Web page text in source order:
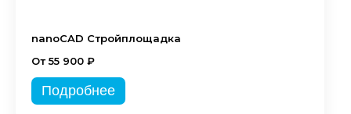
nanoCAD Стройплощадка
От 55 900 ₽
Подробнее